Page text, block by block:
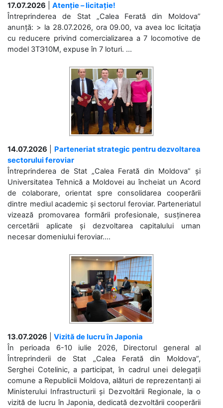
17.07.2026
Atenție – licitație!
Întreprinderea de Stat „Calea Ferată din Moldova”
anunță: > la 28.07.2026, ora 09.00, va avea loc licitaţia
cu reducere privind comercializarea a 7 locomotive de
model 3ТЭ10М, expuse în 7 loturi. ...
14.07.2026
Parteneriat strategic pentru dezvoltarea
sectorului feroviar
Întreprinderea de Stat „Calea Ferată din Moldova” și
Universitatea Tehnică a Moldovei au încheiat un Acord
de colaborare, orientat spre consolidarea cooperării
dintre mediul academic și sectorul feroviar. Parteneriatul
vizează promovarea formării profesionale, susținerea
cercetării aplicate și dezvoltarea capitalului uman
necesar domeniului feroviar....
13.07.2026
Vizită de lucru în Japonia
În perioada 6-10 iulie 2026, Directorul general al
Întreprinderii de Stat „Calea Ferată din Moldova”,
Serghei Cotelinic, a participat, în cadrul unei delegații
comune a Republicii Moldova, alături de reprezentanți ai
Ministerului Infrastructurii și Dezvoltării Regionale, la o
vizită de lucru în Japonia, dedicată dezvoltării cooperării